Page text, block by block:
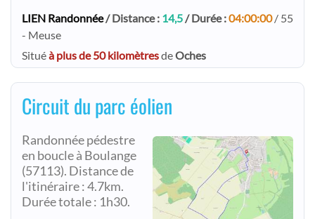
LIEN Randonnée/ Distance : 14,5/ Durée :04:00:00/ 55
- Meuse
Situéà plus de 50 kilomètresdeOches
Circuit du parc éolien
Randonnée pédestre
en boucle à Boulange
(57113). Distance de
l'itinéraire : 4.7km.
Durée totale : 1h30.